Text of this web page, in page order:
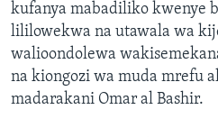
kufanya mabadiliko kwenye
lililowekwa na utawala wa
walioondolewa
na kiongozi wa muda mrefu
madarakani Omar al Bashir.